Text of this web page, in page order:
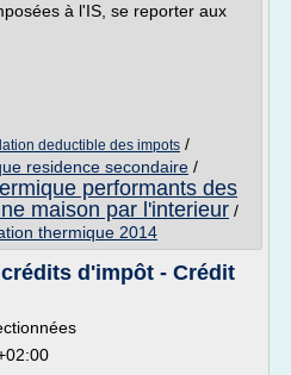
à l'IS, se reporter aux
deductible des impots /
residence secondaire /
performants des
maison par l'interieur /
thermique 2014
d'impôt - Crédit